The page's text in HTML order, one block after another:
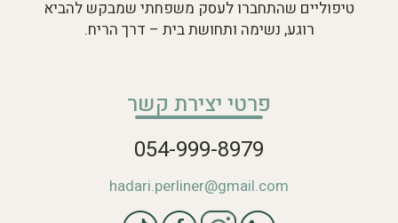
טיפוליים שהתחברו לעסק משפחתי שמבקש להביא
רוגע, נשימה ותחושת בית – דרך הריח.
פרטי יצירת קשר
054-999-8979
hadari.perliner@gmail.com